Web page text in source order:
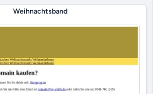
Weihnachtsband